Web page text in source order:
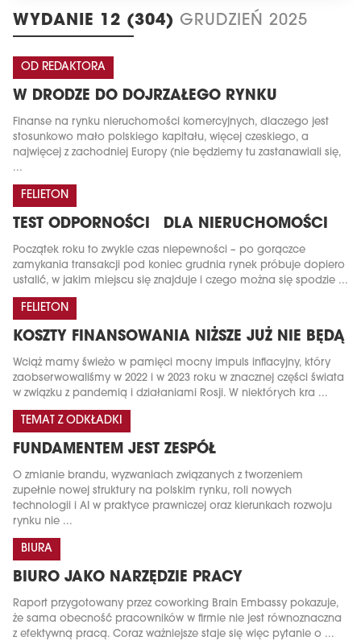
WYDANIE 12 (304) GRUDZIEŃ 2025
OD REDAKTORA
W DRODZE DO DOJRZAŁEGO RYNKU
Finanse na rynku nieruchomości komercyjnych, dlaczego jest
stosunkowo mało polskiego kapitału, więcej czeskiego, a
najwięcej z zachodniej Europy (nie będziemy tu zastanawiali się,
...
FELIETON
TEST ODPORNOŚCI DLA NIERUCHOMOŚCI
Początek roku to zwykle czas niepewności – po gorączce
zamykania transakcji pod koniec grudnia rynek próbuje dopiero
ustalić, w jakim miejscu się znajduje i czego można się spodzie ...
FELIETON
KOSZTY FINANSOWANIA NIŻSZE JUŻ NIE BĘDĄ
Wciąż mamy świeżo w pamięci mocny impuls inflacyjny, który
zaobserwowaliśmy w 2022 i w 2023 roku w znacznej części świata
w związku z pandemią i działaniami Rosji. W niektórych kra ...
TEMAT Z ODKŁADKI
FUNDAMENTEM JEST ZESPÓŁ
O zmianie brandu, wyzwaniach związanych z tworzeniem
zupełnie nowej struktury na polskim rynku, roli nowych
technologii i AI w praktyce prawniczej oraz kierunkach rozwoju
rynku nie ...
BIURA
BIURO JAKO NARZĘDZIE PRACY
Raport przygotowany przez coworking Brain Embassy pokazuje,
że sama obecność pracowników w firmie nie jest równoznaczna
z efektywną pracą. Coraz ważniejsze staje się więc pytanie o ...